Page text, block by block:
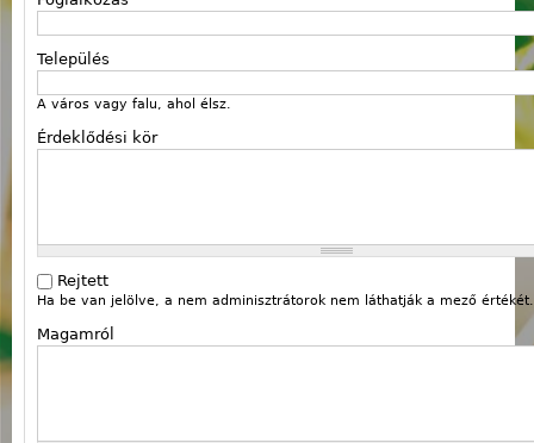
Település
A város vagy falu, ahol élsz.
Érdeklődési kör
Rejtett
Ha be van jelölve, a nem adminisztrátorok nem láthatják a mező értékét.
Magamról